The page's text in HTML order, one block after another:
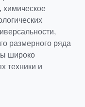
химическое
размерного ряда
широко
техники и